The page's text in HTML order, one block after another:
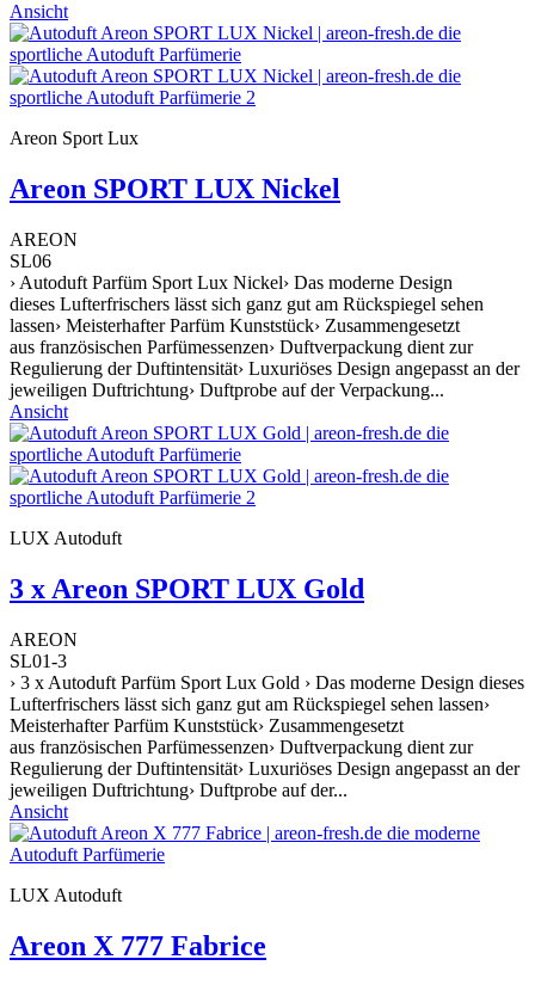
Ansicht
Areon Sport Lux
Areon SPORT LUX Nickel
AREON
SL06
› Autoduft Parfüm Sport Lux Nickel› Das moderne Design
dieses Lufterfrischers lässt sich ganz gut am Rückspiegel sehen
lassen› Meisterhafter Parfüm Kunststück› Zusammengesetzt
aus französischen Parfümessenzen› Duftverpackung dient zur
Regulierung der Duftintensität› Luxuriöses Design angepasst an der
jeweiligen Duftrichtung› Duftprobe auf der Verpackung...
Ansicht
LUX Autoduft
3 x Areon SPORT LUX Gold
AREON
SL01-3
› 3 x Autoduft Parfüm Sport Lux Gold › Das moderne Design dieses
Lufterfrischers lässt sich ganz gut am Rückspiegel sehen lassen›
Meisterhafter Parfüm Kunststück› Zusammengesetzt
aus französischen Parfümessenzen› Duftverpackung dient zur
Regulierung der Duftintensität› Luxuriöses Design angepasst an der
jeweiligen Duftrichtung› Duftprobe auf der...
Ansicht
LUX Autoduft
Areon X 777 Fabrice